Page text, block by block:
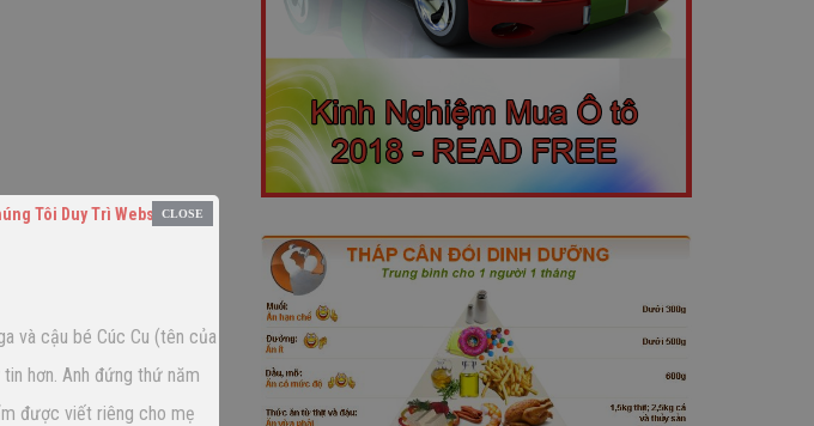
và cậu bé Cúc Cu (tên của
hơn. Anh đứng thứ năm
được viết riêng cho mẹ
Tôi Duy Trì Website